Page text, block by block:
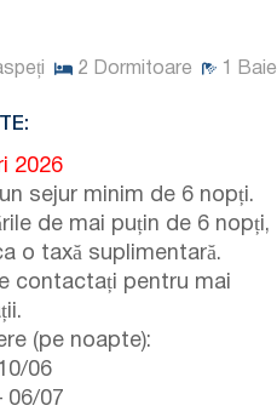
2 Dormitoare Baie
2026
sejur minim de 6 nopți.
de mai puțin de 6 nopți,
o taxă suplimentară.
contactați pentru mai
(pe noapte):
06
06/07